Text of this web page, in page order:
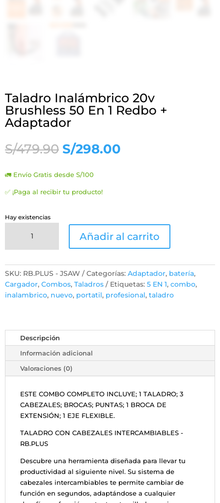
Taladro Inalámbrico 20v
Brushless 50 En 1 Redbo +
Adaptador
S/479.90 El
precio
original
era:
S/479.90.
S/298.00
🚛 Envío Gratis desde S/100
✅ ¡Paga al recibir tu producto!
Hay existencias
Inalámbrico
20v
50
En
1
cantidad
Añadir al carrito
SKU: RB.PLUS - JSAW Categorías: Adaptador, batería,
Cargador, Combos, Taladros Etiquetas: 5 EN 1, combo,
inalambrico, nuevo, portatil, profesional, taladro
Descripción
Información adicional
Valoraciones (0)
ESTE COMBO COMPLETO INCLUYE; 1 TALADRO; 3
CABEZALES; BROCAS; PUNTAS; 1 BROCA DE
EXTENSIÓN; 1 EJE FLEXIBLE.
TALADRO CON CABEZALES INTERCAMBIABLES -
RB.PLUS
Descubre una herramienta diseñada para llevar tu
productividad al siguiente nivel. Su sistema de
cabezales intercambiables te permite cambiar de
función en segundos, adaptándose a cualquier